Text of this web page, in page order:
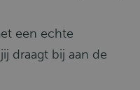
een echte
draagt bij aan de